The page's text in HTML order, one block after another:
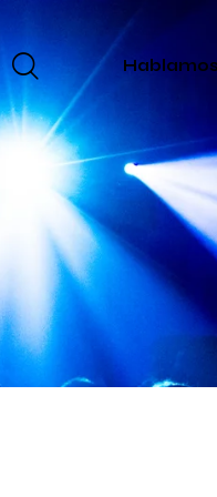
Hablamos